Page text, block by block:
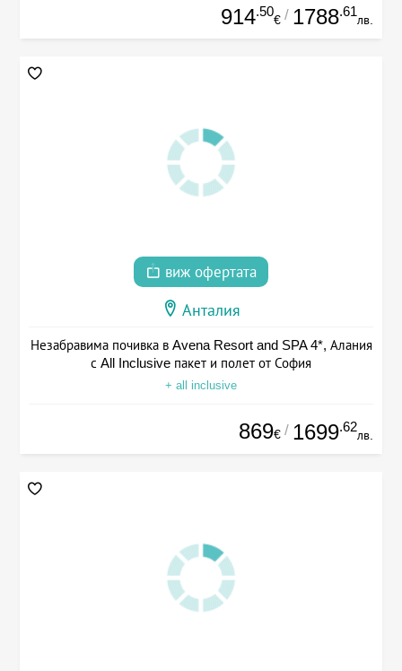
914.50
€ / 1788.61
лв.
виж офертата
Анталия
Незабравима почивка в Avena Resort and SPA 4*, Алания
с All Inclusive пакет и полет от София
+ all inclusive
869€ / 1699.62
лв.